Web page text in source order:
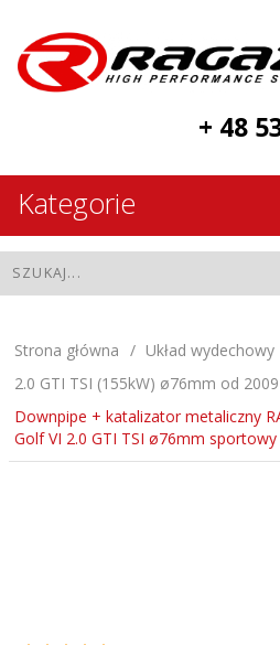
+ 48
Kategorie
Strona główna Układ wydechowy
2.0 GTI TSI (155kW) ø76mm od 2009
Downpipe + katalizator metaliczny
Golf VI 2.0 GTI TSI ø76mm